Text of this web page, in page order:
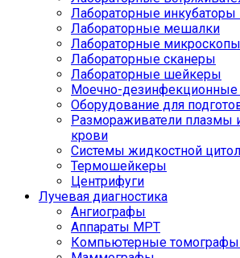
Лабораторные инкубаторы
Лабораторные мешалки
Лабораторные микроскопы
Лабораторные сканеры
Лабораторные шейкеры
Моечно-
Оборудование для
Размораживатели плазмы
крови
Системы жидкостной
Термошейкеры
Центрифуги
Лучевая диагностика
Ангиографы
Аппараты МРТ
Компьютерные